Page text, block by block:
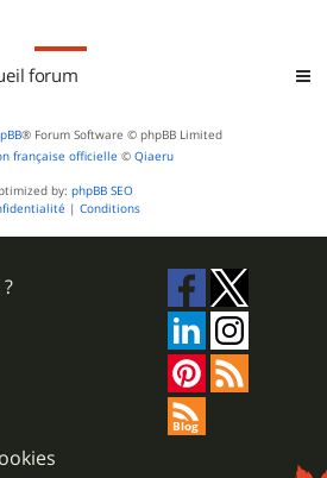
forum
® Forum Software © phpBB Limited
française officielle © Qiaeru
by: phpBB SEO
| Conditions